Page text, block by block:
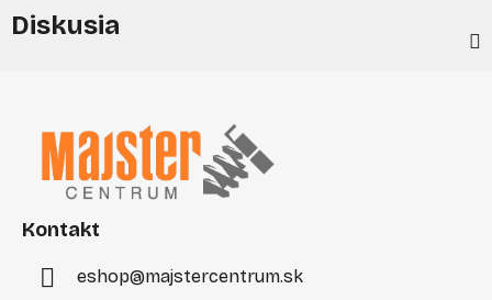
Diskusia
Kontakt
eshop@majstercentrum.sk